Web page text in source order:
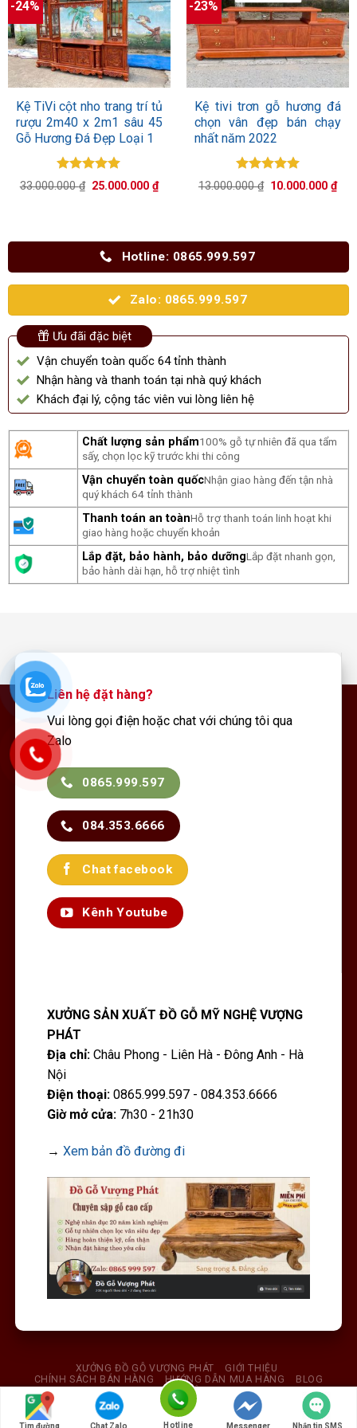
-24%
Kệ TiVi cột nho trang trí tủ
rượu 2m40 x 2m1 sâu 45
Gỗ Hương Đá Đẹp Loại 1
Được xếp
hạng
33.000.000₫ Giá
25.000.000₫Giá
hiện
-23%
Kệ tivi trơn gỗ hương đá
chọn vân đẹp bán chạy
nhất năm 2022
Được xếp
hạng
13.000.000₫ Giá
10.000.000₫Giá
Hotline: 0865.999.597
Zalo: 0865.999.597
Ưu đãi đặc biệt
Vận chuyển toàn quốc 64 tỉnh thành
Nhận hàng và thanh toán tại nhà quý khách
Khách đại lý, cộng tác viên vui lòng liên hệ
Chất lượng sản phẩm100% gỗ tự nhiên đã qua tẩm
sấy, chọn lọc kỹ trước khi thi công
Vận chuyển toàn quốcNhận giao hàng đến tận nhà
quý khách 64 tỉnh thành
Thanh toán an toànHỗ trợ thanh toán linh hoạt khi
giao hàng hoặc chuyển khoản
Lắp đặt, bảo hành, bảo dưỡngLắp đặt nhanh gọn,
bảo hành dài hạn, hỗ trợ nhiệt tình
Liên hệ đặt hàng?
Vui lòng gọi điện hoặc chat với chúng tôi qua
Zalo
0865.999.597
084.353.6666
Chat facebook
Kênh Youtube
XƯỞNG SẢN XUẤT ĐỒ GỖ MỸ NGHỆ VƯỢNG
PHÁT
Địa chỉ:Châu Phong - Liên Hà - Đông Anh - Hà
Nội
Điện thoại:0865.999.597 - 084.353.6666
Giờ mở cửa:7h30 - 21h30
→ Xem bản đồ đường đi
XƯỞNG ĐỒ GỖ VƯỢNG PHÁT
GIỚI THIỆU
CHÍNH SÁCH BÁN HÀNG
HƯỚNG DẪN MUA HÀNG
BLOG
LIÊN HỆ
© Bản quyền thuộc về dogovuongphat.com
Tìm đường Chat Zalo Hotline Messenger Nhắn tin SMS